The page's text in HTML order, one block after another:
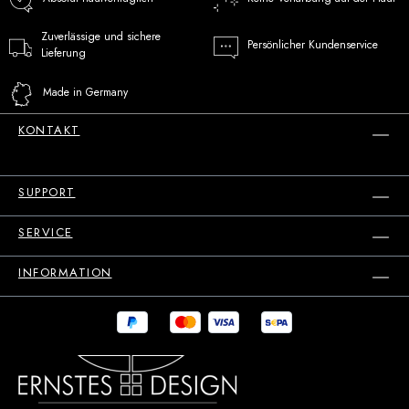
Zuverlässige und sichere
Lieferung
Persönlicher Kundenservice
Made in Germany
KONTAKT
SUPPORT
SERVICE
INFORMATION